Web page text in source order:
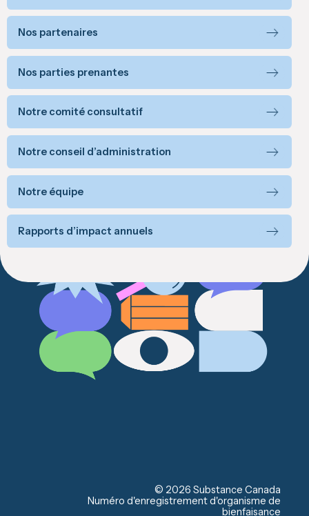
Nos partenaires
Nos parties prenantes
Notre comité consultatif
Notre conseil d’administration
Notre équipe
Rapports d’impact annuels
© 2026 Substance Canada
Numéro d'enregistrement d'organisme de
bienfaisance